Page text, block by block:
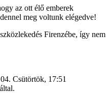
az ott élő emberek
meg voltunk elégedve!
Firenzébe, így nem
Csütörtök, 17:51